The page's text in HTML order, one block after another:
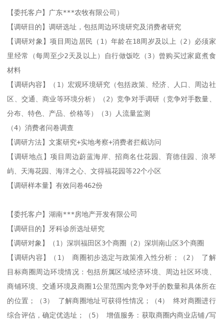
【委托客户】广东***农牧有限公司）
【调研目的】调研选址，包括周边环境研究及消费者研究
【调研对象】项目周边居民（1）年龄在18周岁及以上（2）必须家
里经常（每周至少2天及以上）自行做饭吃（3）曾购买过家庭煮食
材料
【调研内容】（1）宏观环境研究（包括政策、经济、人口、周边社
区、交通、商业等环境分析）（2）竞争对手调研（竞争对手数量、
分布、特色、产品、价格等）（3）人流量监测
（4）消费者问卷调查
【调研方法】文案研究+实地考察+消费者拦截访问
【调研地点】项目周边蔚蓝海岸、招商名仕花园、育德佳园、浪琴
屿、天海花园、海洋之心、文得福花园等22个小区
【调研样本量】有效问卷462份
【委托客户】湖南***房地产开发有限公司
【调研目的】牙科诊所选址研究
【调研对象】（1）深圳福田区3个商圈（2）深圳南山区3个商圈
【调研内容】（1） 商圈初步选定与政策准入性分析；（2） 了解
目标商圈周边环境情况：包括所属区域经济环境、周边社区环境、
商铺环境、交通环境及商圈1公里范围内竞争对手的数量和具体所在
的位置；（3） 了解商圈地址可获得性情况；（4） 终对商圈进行
综合评估，确定优选址；（5） 增值服务：获取商圈内商业店铺/写